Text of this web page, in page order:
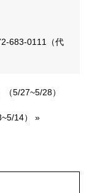
683-0111（代
5/27~5/28）
14） »